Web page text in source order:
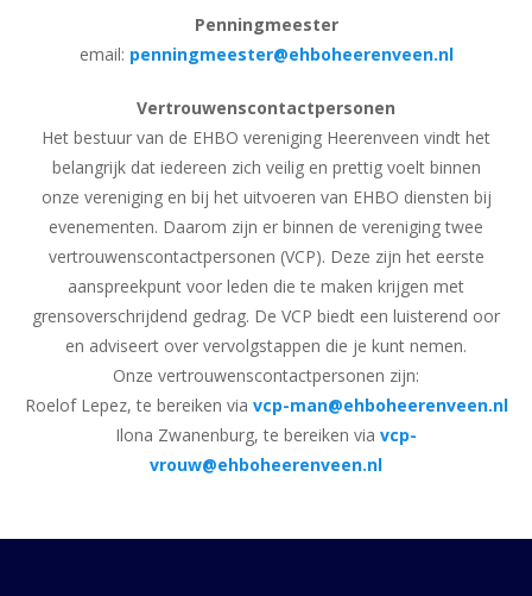
Penningmeester
email: penningmeester@ehboheerenveen.nl
Vertrouwenscontactpersonen
Het bestuur van de EHBO vereniging Heerenveen vindt het
belangrijk dat iedereen zich veilig en prettig voelt binnen
onze vereniging en bij het uitvoeren van EHBO diensten bij
evenementen. Daarom zijn er binnen de vereniging twee
vertrouwenscontactpersonen (VCP). Deze zijn het eerste
aanspreekpunt voor leden die te maken krijgen met
grensoverschrijdend gedrag. De VCP biedt een luisterend oor
en adviseert over vervolgstappen die je kunt nemen.
Onze vertrouwenscontactpersonen zijn:
Roelof Lepez, te bereiken via vcp-man@ehboheerenveen.nl
Ilona Zwanenburg, te bereiken via vcp-
vrouw@ehboheerenveen.nl